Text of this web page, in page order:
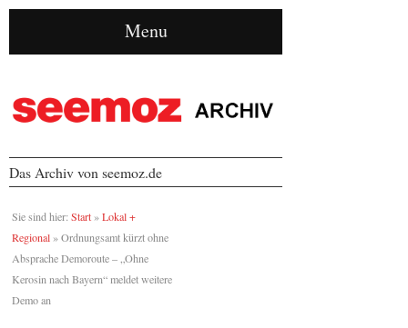
Menu
Das Archiv von seemoz.de
Sie sind hier: Start » Lokal +
Regional » Ordnungsamt kürzt ohne
Absprache Demoroute – „Ohne
Kerosin nach Bayern“ meldet weitere
Demo an